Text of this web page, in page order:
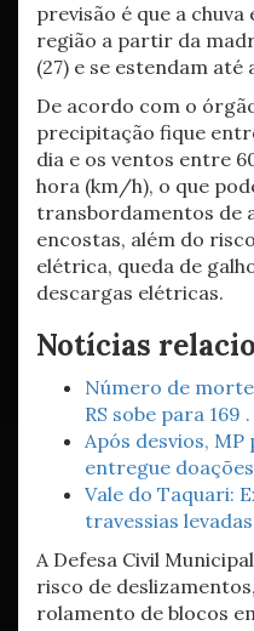
previsão é que a
região a partir da
(27) e se estendam até
De acordo com o
precipitação fique
dia e os ventos entre
hora (km/h), o que
transbordamentos de
encostas, além do
elétrica, queda de
descargas elétricas.
Notícias
Número de
RS sobe para 169 .
Após desvios,
entregue
Vale do Taquari:
travessias
A Defesa Civil
risco de
rolamento de blocos